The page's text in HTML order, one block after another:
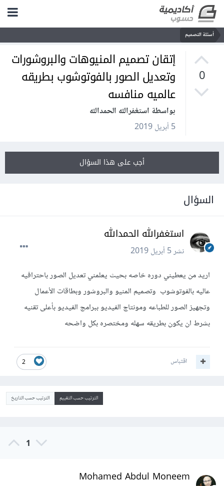
أسئلة التصميم
0
إتقان تصميم المنيوهات والبروشورات
وتعديل الصور بالفوتوشوب بطريقه
عالميه منافسه
بواسطة استغفرالله الحمدالله
5 أبريل 2019
أجب على هذا السؤال
السؤال
استغفرالله الحمدالله
نشر5 أبريل 2019
اريد من يعطيني دوره خاصه بحيث يعلمني تعديل الصور باحترافيه
عاليه بالفوتوشوب وتصميم المنيو والبروشور وبطاقات الأعمال
وتجهيز الصور للطباعه ومونتاج الفيديو ببرامج الفيديو بأعلى تقنيه
بشرط ان يكون بطريقه سهله ومختصره بكل واضحه
2 اقتباس
الترتيب حسب التقييم الترتيب حسب التاريخ
1
Mohamed Abdul Moneem